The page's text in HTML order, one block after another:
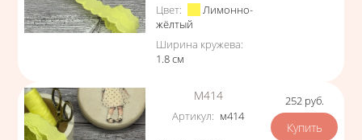
Цвет:
Лимонно-
жёлтый
Ширина кружева:
1.8см
М414
Артикул: м414
Цена
252 руб.